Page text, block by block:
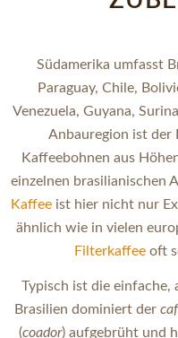
Südamerika umfasst
Paraguay, Chile,
Venezuela, Guyana,
Anbauregion ist der
Kaffeebohnen aus
einzelnen brasilianischen
Kaffee ist hier nicht nur
ähnlich wie in vielen
Filterkaffeeoft
Typisch ist die einfache,
Brasilien dominiert der
(coador) aufgebrüht und